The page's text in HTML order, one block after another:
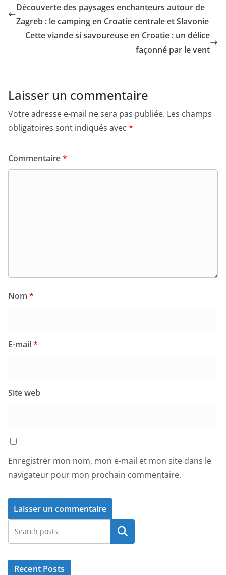
Découverte des paysages enchanteurs autour de
Zagreb : le camping en Croatie centrale et Slavonie
Cette viande si savoureuse en Croatie : un délice
façonné par le vent
Laisser un commentaire
Votre adresse e-mail ne sera pas publiée. Les champs
obligatoires sont indiqués avec *
Commentaire*
Nom *
E-mail*
Site web
Enregistrer mon nom, mon e-mail et mon site dans le
navigateur pour mon prochain commentaire.
Rechercher
Recent Posts